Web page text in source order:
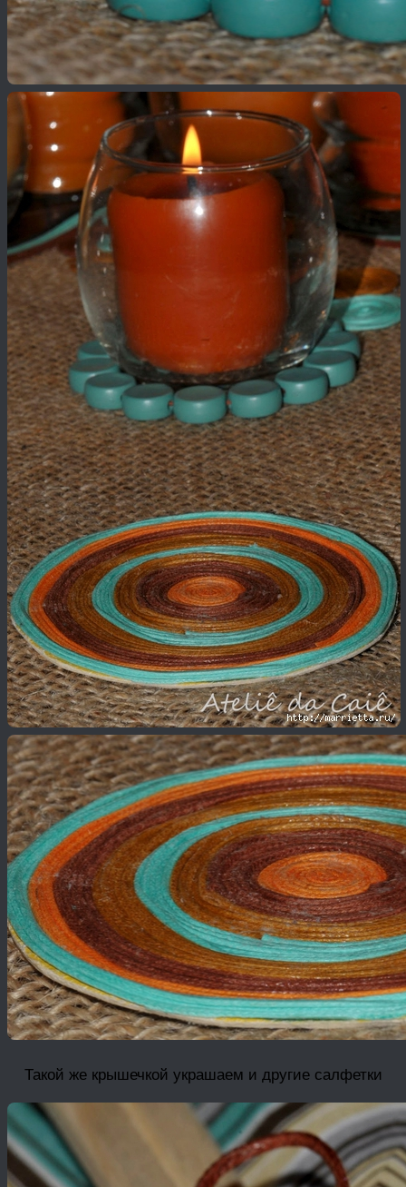
Такой же крышечкой украшаем и другие салфетки